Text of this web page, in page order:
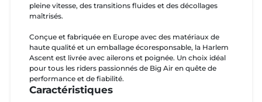
pleine vitesse, des transitions fluides et des décollages
maîtrisés.
Conçue et fabriquée en Europe avec des matériaux de
haute qualité et un emballage écoresponsable, la Harlem
Ascent est livrée avec ailerons et poignée. Un choix idéal
pour tous les riders passionnés de Big Air en quête de
performance et de fiabilité.
Caractéristiques